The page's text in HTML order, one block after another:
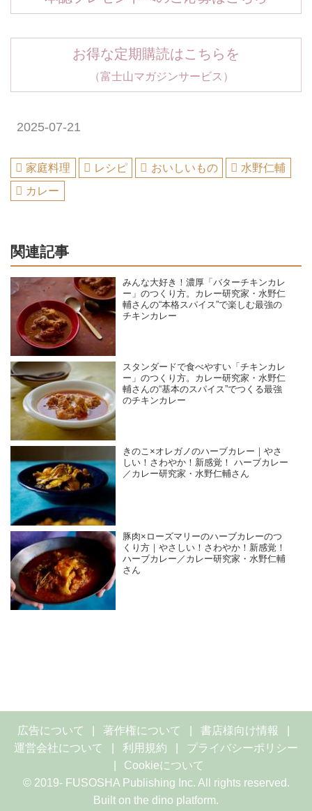
お得な定期購読はこちらを
（富士山マガジンサービス）
2025-07-21
家庭料理 レシピ おいしいもの
水野仁輔
カレー
関連記事
みんな大好き！濃厚「バターチキンカレ
ー」のつくり方。カレー研究家・水野仁
輔さんの“本格スパイス”で楽しむ最強の
チキンカレー
スタンダードで食べやすい「チキンカレ
ー」のつくり方。カレー研究家・水野仁
輔さんの“基本のスパイス”でつくる最強
のチキンカレー
きのこ×オレガノのハーブカレー｜やさ
しい！さわやか！新感覚！ ハーブカレー
／カレー研究家・水野仁輔さん
豚肉×ローズマリーのハーブカレーのつ
くり方｜やさしい！さわやか！新感覚！
ハーブカレー／カレー研究家・水野仁輔
さん
広告について 著作権について
書店様向け情報
運営会社について
利用規約
プライバシーポリシー
Cookieについて
© 2019- FUSOSHA Publishing Inc. All rights reserved.
Built on the dino platform.